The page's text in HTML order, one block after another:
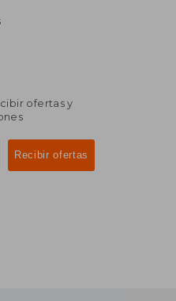
ofertas y